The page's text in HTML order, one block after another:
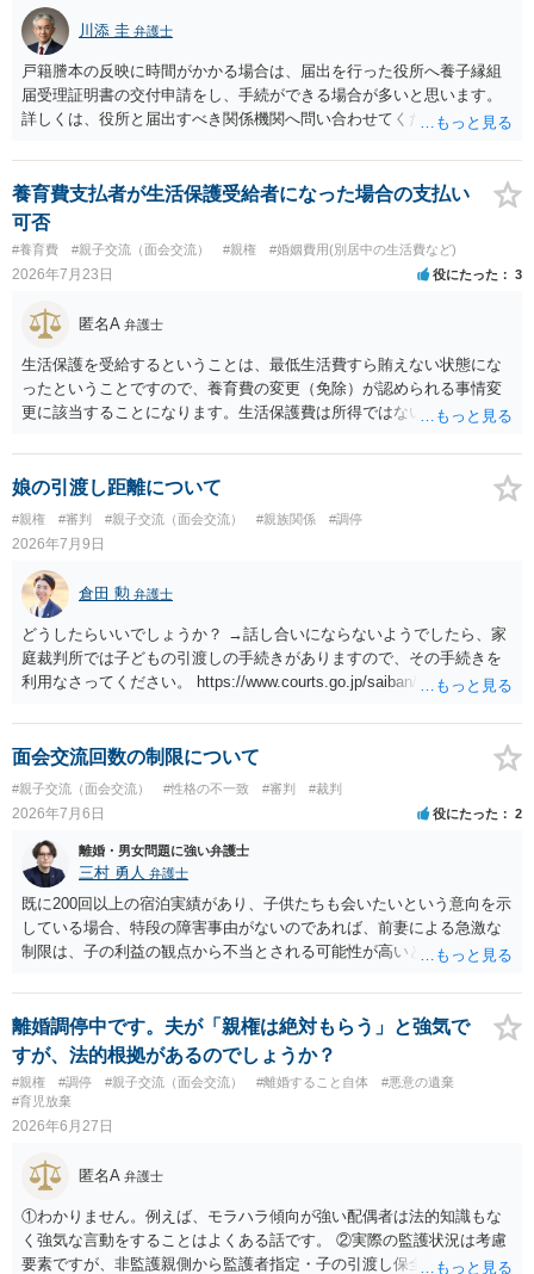
川添 圭 弁護士
戸籍謄本の反映に時間がかかる場合は、届出を行った役所へ養子縁組
届受理証明書の交付申請をし、手続ができる場合が多いと思います。
詳しくは、役所と届出すべき関係機関へ問い合わせてください。
養育費支払者が生活保護受給者になった場合の支払い
可否
#養育費 #親子交流（面会交流） #親権 #婚姻費用(別居中の生活費など)
2026年7月23日 役にたった 3
匿名A 弁護士
生活保護を受給するということは、最低生活費すら賄えない状態にな
ったということですので、養育費の変更（免除）が認められる事情変
更に該当することになります。生活保護費は所得ではないので、「保
支払った場合に返還請求権が認められたり役所から何らかのペナルテ
ィが課されたりするわけではなく、「残りのお金で自己責任で生活せ
よ」ということになるので、生活保護を受給することになった時はす
みやかに合意のための話し合いあるいは調停申立てをすべきでしょ
う。
娘の引渡し距離について
#親権 #審判 #親子交流（面会交流） #親族関係 #調停
2026年7月9日
倉田 勲 弁護士
どうしたらいいでしょうか？ →話し合いにならないようでしたら、家
庭裁判所では子どもの引渡しの手続きがありますので、その手続きを
利用なさってください。 https://www.courts.go.jp/saiban/syurui/syurui
面会交流回数の制限について
#親子交流（面会交流） #性格の不一致 #審判 #裁判
2026年7月6日 役にたった 2
離婚・男女問題に強い弁護士
三村 勇人 弁護士
既に200回以上の宿泊実績があり、子供たちも会いたいという意向を示
している場合、特段の障害事由がないのであれば、前妻による急激な
制限は、子の利益の観点から不当とされる可能性が高いと考えられま
面会交流となることが期待できるかと思われます。
離婚調停中です。夫が「親権は絶対もらう」と強気で
すが、法的根拠があるのでしょうか？
#親権 #調停 #親子交流（面会交流） #離婚すること自体
#悪意の遺棄
#育児放棄
2026年6月27日
匿名A 弁護士
①わかりません。例えば、モラハラ傾向が強い配偶者は法的知識もな
く強気な言動をすることはよくある話です。 ②実際の監護状況は考慮
要素ですが、非監護親側から監護者指定・子の引渡し保全処分が申し